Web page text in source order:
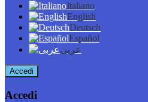
Italiano
English
Deutsch
Español
عربى
Accedi
Accedi